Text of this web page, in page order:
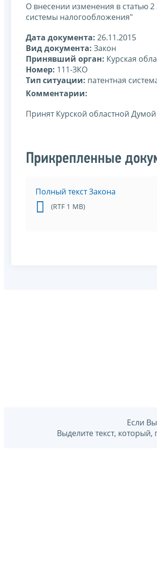
О внесении изменения в статью
системы налогообложения"
Дата документа: 26.11.2015
Вид документа: Закон
Принявший орган: Курская
Номер: 111-ЗКО
Тип ситуации: патентная
Комментарии:
Принят Курской областной
Прикрепленные
Полный текст Закона
(RTF 1 MB)
Если
Выделите текст,